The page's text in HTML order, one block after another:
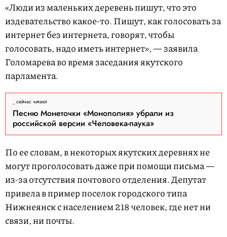
«Люди из маленьких деревень пишут, что это
издевательство какое-то. Пишут, как голосовать за
интернет без интернета, говорят, чтобы
голосовать, надо иметь интернет», — заявила
Голомарева во время заседания якутского
парламента.
сейчас читают
Песню Монеточки «Монополия» убрали из
российской версии «Человека-паука»
По ее словам, в некоторых якутских деревнях не
могут проголосовать даже при помощи письма —
из-за отсутствия почтового отделения. Депутат
привела в пример поселок городского типа
Нижнеянск с населением 218 человек, где нет ни
связи, ни почты.